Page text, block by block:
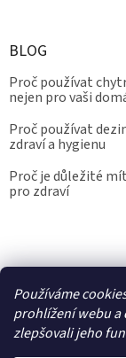
Používáme
prohlížení webu a
zlepšovali jeho
BLOG
Proč používat
nejen pro vaši
Proč používat
zdraví a hygienu
Proč je důležité
pro zdraví